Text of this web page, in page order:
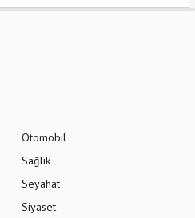
Otomobil
Sağlık
Seyahat
Siyaset